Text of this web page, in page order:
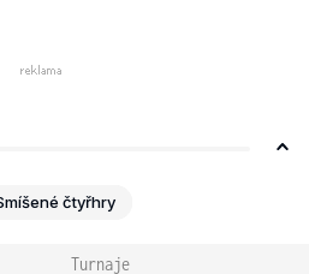
čtyřhry
Turnaje